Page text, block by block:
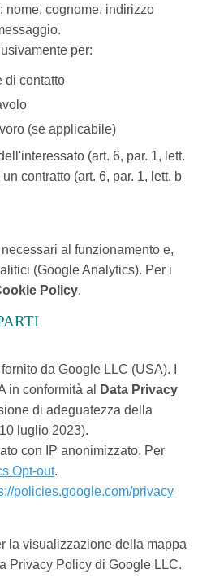
nome, cognome, indirizzo
per:
di contatto
(se applicabile)
(art. 6, par. 1, lett.
contratto (art. 6, par. 1, lett. b
al funzionamento e,
(Google Analytics). Per i
Policy.
da Google LLC (USA). I
in conformità al
Data Privacy
di adeguatezza della
luglio 2023).
con IP anonimizzato. Per
Opt-out.
policies.google.com/privacy
la visualizzazione della mappa
Privacy Policy di Google LLC.